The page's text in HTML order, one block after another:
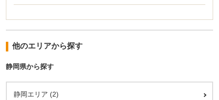
他のエリアから探す
静岡県から探す
静岡エリア (2)